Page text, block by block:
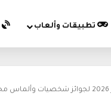
تطبيقات وألعاب